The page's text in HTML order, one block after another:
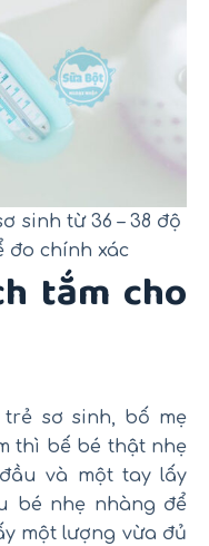
sinh từ 36 – 38 độ
đo chính xác
tắm cho
sơ sinh, bố mẹ
thì bế bé thật nhẹ
và một tay lấy
bé nhẹ nhàng để
một lượng vừa đủ